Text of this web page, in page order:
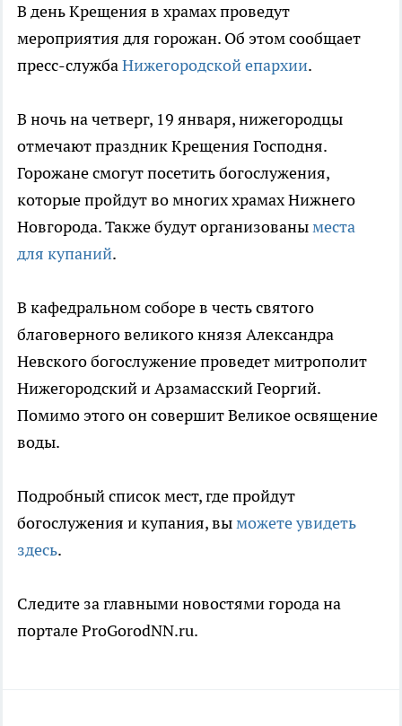
В день Крещения в храмах проведут
мероприятия для горожан. Об этом сообщает
пресс-службаНижегородской епархии.
В ночь на четверг, 19 января, нижегородцы
отмечают праздник Крещения Господня.
Горожане смогут посетить богослужения,
которые пройдут во многих храмах Нижнего
Новгорода. Также будут организованыместа
для купаний.
В кафедральном соборе в честь святого
благоверного великого князя Александра
Невского богослужение проведет митрополит
Нижегородский и Арзамасский Георгий.
Помимо этого он совершит Великое освящение
воды.
Подробный список мест, где пройдут
богослужения и купания, выможете увидеть
здесь.
Следите за главными новостями города на
портале ProGorodNN.ru.